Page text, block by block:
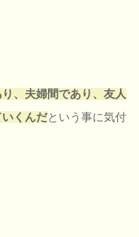
、夫婦間であり、友人
くんだという事に気付